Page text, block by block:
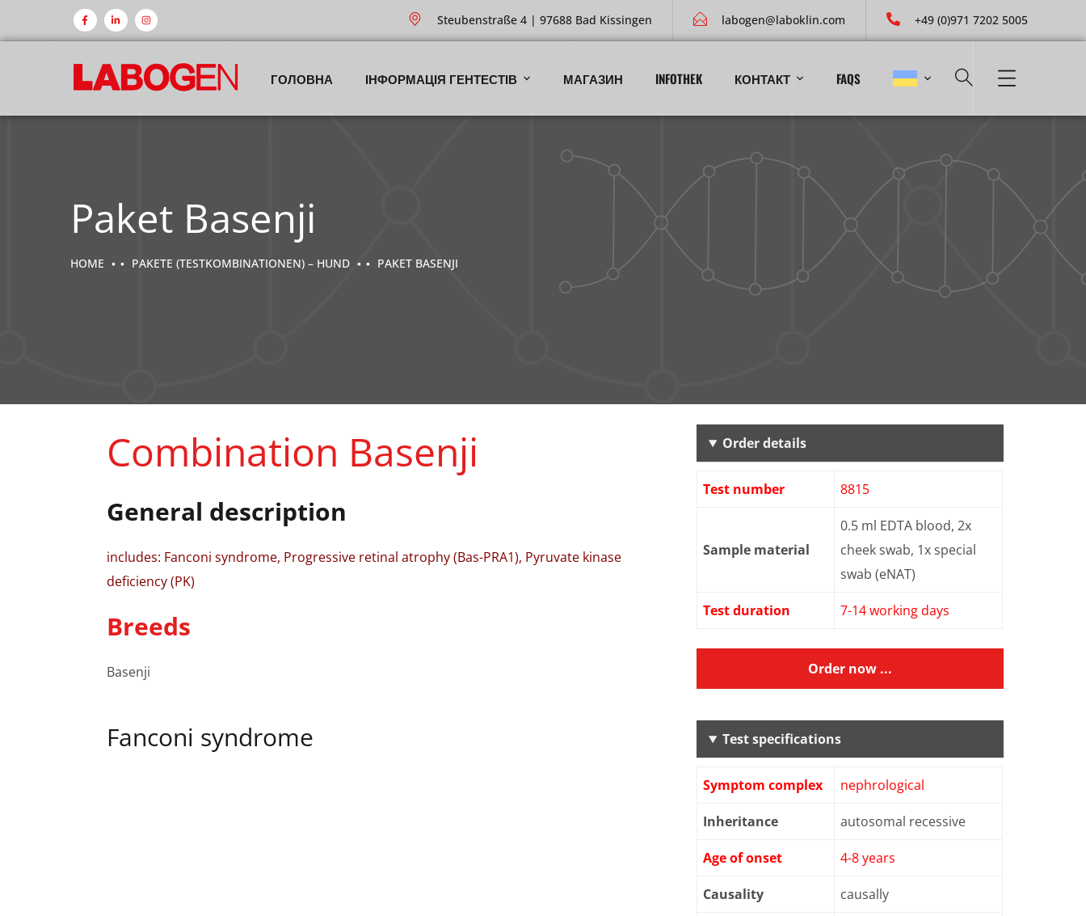
Steubenstraße 4 | 97688 Bad Kissingen labogen@laboklin.com +49 (0)971 7202 5005
ГОЛОВНА ІНФОРМАЦІЯ ГЕНТЕСТІВ МАГАЗИН INFOTHEK КОНТАКТ FAQS
Paket Basenji
HOME PAKETE (TESTKOMBINATIONEN) – HUND PAKET BASENJI
Combination Basenji
General description
includes: Fanconi syndrome, Progressive retinal atrophy (Bas-PRA1), Pyruvate kinase
deficiency (PK)
Breeds
Basenji
Order details
Test number 8815
Sample material
0.5 ml EDTA blood, 2x
cheek swab, 1x special
swab (eNAT)
Test duration 7-14 working days
Order now ...
Fanconi syndrome Test specifications
Symptom complex nephrological
Inheritance autosomal recessive
Age of onset 4-8 years
Causality causally